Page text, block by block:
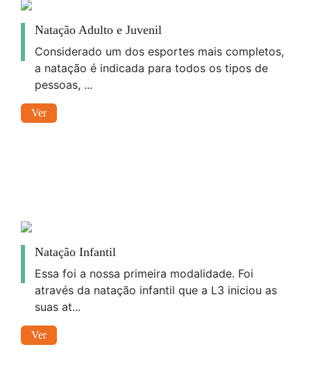
Natação Adulto e Juvenil
Considerado um dos esportes mais completos,
a natação é indicada para todos os tipos de
pessoas, ...
Ver
Natação Infantil
Essa foi a nossa primeira modalidade. Foi
através da natação infantil que a L3 iniciou as
suas at...
Ver